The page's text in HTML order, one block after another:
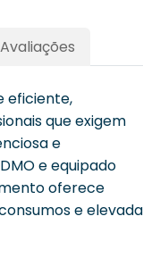
Avaliações
eficiente,
que exigem
e
e equipado
oferece
e elevada